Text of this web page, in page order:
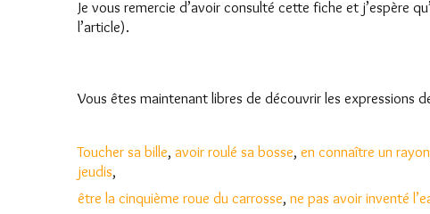
Je vous remercie d’avoir consulté cette fiche et j’espère
l’article).
Vous êtes maintenant libres de découvrir les expressions
Toucher sa bille, avoir roulé sa bosse, en connaître un rayon
jeudis,
être la cinquième roue du carrosse, ne pas avoir inventé